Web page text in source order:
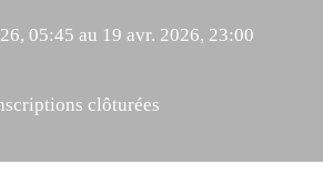
05:45 au 19 avr. 2026, 23:00
clôturées